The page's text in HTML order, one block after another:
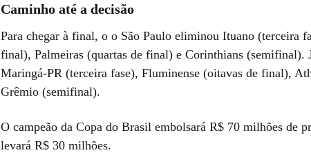
Caminho até a decisão
Para chegar à final, o o São Paulo eliminou Ituano (terceira
final), Palmeiras (quartas de final) e Corinthians (semifinal).
Maringá-PR (terceira fase), Fluminense (oitavas de final),
Grêmio (semifinal).
O campeão da Copa do Brasil embolsará R$ 70 milhões de
levará R$ 30 milhões.